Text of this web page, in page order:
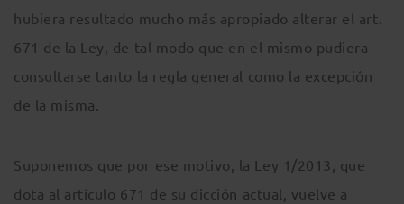
hubiera resultado mucho más apropiado alterar el art.
671 de la Ley, de tal modo que en el mismo pudiera
consultarse tanto la regla general como la excepción
de la misma.
Suponemos que por ese motivo, la Ley 1/2013, que
dota al artículo 671 de su dicción actual, vuelve a